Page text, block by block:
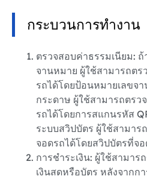
กระบวนการทำงาน
ตรวจสอบค่าธรรมเนียม:
จานหมาย ผู้ใช้สามารถต
รถได้โดยป้อนหมายเลขจ
กระดาษ ผู้ใช้สามารถตร
รถได้โดยการสแกนรหัส
ระบบสวิปบัตร ผู้ใช้สามาร
จอดรถได้โดยสวิปบัตรที่จ
การชำระเงิน: ผู้ใช้สามาร
เงินสดหรือบัตร หลังจากก